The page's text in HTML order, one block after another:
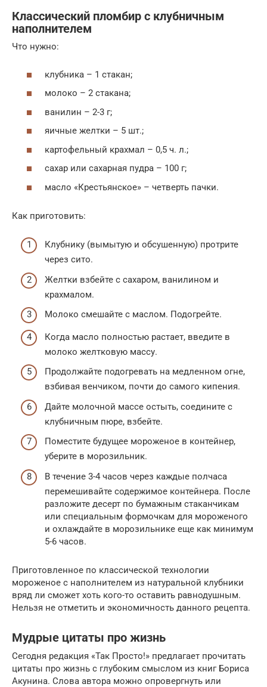
Классический пломбир с клубничным
наполнителем
Что нужно:
клубника – 1 стакан;
молоко – 2 стакана;
ванилин – 2-3 г;
яичные желтки – 5 шт.;
картофельный крахмал – 0,5 ч. л.;
сахар или сахарная пудра – 100 г;
масло «Крестьянское» – четверть пачки.
Как приготовить:
Клубнику (вымытую и обсушенную) протрите
через сито.
Желтки взбейте с сахаром, ванилином и
крахмалом.
Молоко смешайте с маслом. Подогрейте.
Когда масло полностью растает, введите в
молоко желтковую массу.
Продолжайте подогревать на медленном огне,
взбивая венчиком, почти до самого кипения.
Дайте молочной массе остыть, соедините с
клубничным пюре, взбейте.
Поместите будущее мороженое в контейнер,
уберите в морозильник.
В течение 3-4 часов через каждые полчаса
перемешивайте содержимое контейнера. После
разложите десерт по бумажным стаканчикам
или специальным формочкам для мороженого
и охлаждайте в морозильнике еще как минимум
5-6 часов.
Приготовленное по классической технологии
мороженое с наполнителем из натуральной клубники
вряд ли сможет хоть кого-то оставить равнодушным.
Нельзя не отметить и экономичность данного рецепта.
Мудрые цитаты про жизнь
Сегодня редакция «Так Просто!» предлагает прочитать
цитаты про жизнь с глубоким смыслом из книг Бориса
Акунина. Слова автора можно опровергнуть или